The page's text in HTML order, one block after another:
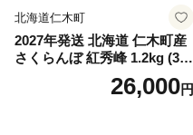
北海道仁木町
2027年発送 北海道 仁木町産
さくらんぼ 紅秀峰 1.2kg (300
g×4パック) Lサイズ以上 旬
桜桃 産地直送 サクランボ チ
26,000円